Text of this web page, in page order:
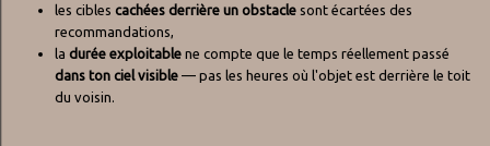
les cibles cachées derrière un obstacle sont écartées des
recommandations,
la durée exploitable ne compte que le temps réellement passé
dans ton ciel visible — pas les heures où l'objet est derrière le toit
du voisin.